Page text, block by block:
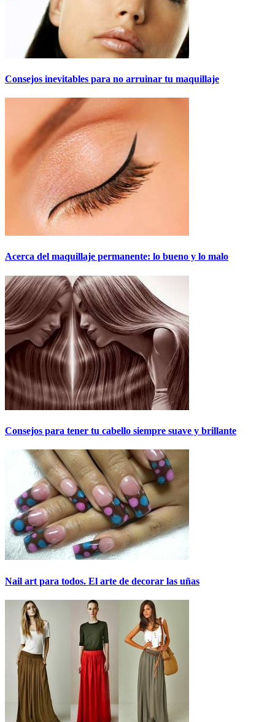
Consejos inevitables para no arruinar tu maquillaje
Acerca del maquillaje permanente: lo bueno y lo malo
Consejos para tener tu cabello siempre suave y brillante
Nail art para todos. El arte de decorar las uñas